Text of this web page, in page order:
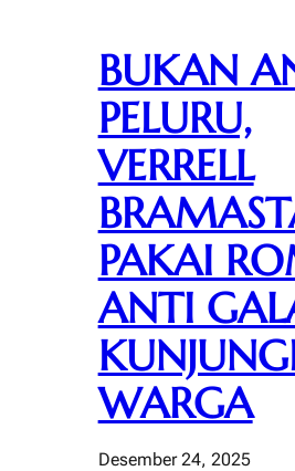
BUKAN
PELURU,
VERRELL
PAKAI
ANTI
WARGA
Desember 24, 2025